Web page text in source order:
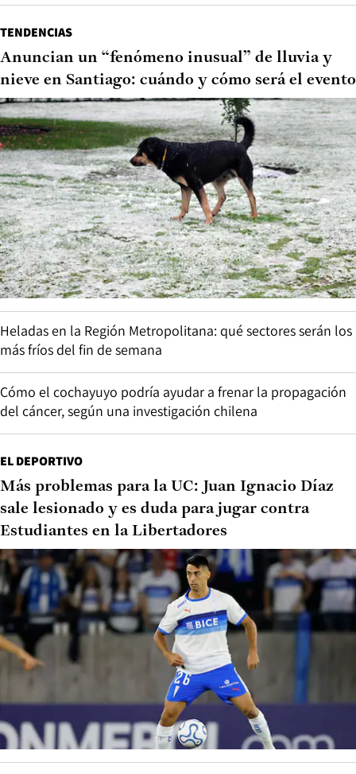
TENDENCIAS
Anuncian un “fenómeno inusual” de lluvia y
nieve en Santiago: cuándo y cómo será el evento
Heladas en la Región Metropolitana: qué sectores serán los
más fríos del fin de semana
Cómo el cochayuyo podría ayudar a frenar la propagación
del cáncer, según una investigación chilena
EL DEPORTIVO
Más problemas para la UC: Juan Ignacio Díaz
sale lesionado y es duda para jugar contra
Estudiantes en la Libertadores